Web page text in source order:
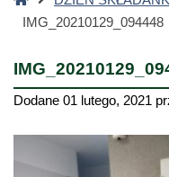
główna
IMG_20210129_094448
Dodane 01 lutego, 2021